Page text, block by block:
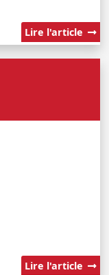
Lire l'article
Lire l'article